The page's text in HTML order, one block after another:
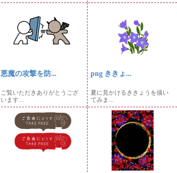
悪魔の攻撃を防...
ご覧いただきありがとうござ
います...
png ききょ...
夏に見かけるききょうを描い
てみま...